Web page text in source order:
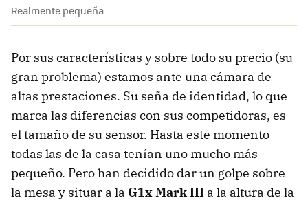
Realmente pequeña
Por sus características y sobre todo su precio (su
gran problema) estamos ante una cámara de
altas prestaciones. Su seña de identidad, lo que
marca las diferencias con sus competidoras, es
el tamaño de su sensor. Hasta este momento
todas las de la casa tenían uno mucho más
pequeño. Pero han decidido dar un golpe sobre
la mesa y situar a la G1x Mark III a la altura de la